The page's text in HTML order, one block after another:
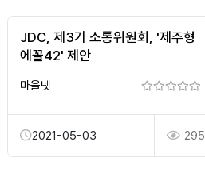
JDC, 제3기 소통위원회, '제주형
에꼴42' 제안
마을넷
2021-05-03 295